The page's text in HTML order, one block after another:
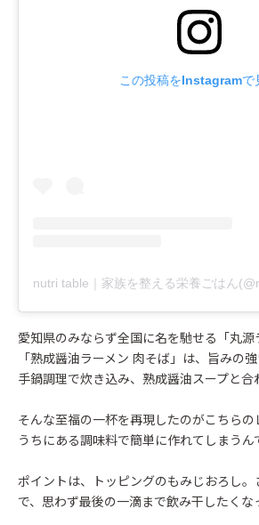
この投稿をInstagramで
愛知県のみならず全国に名を馳せる「丸源
「熟成醤油ラーメン 肉そば」は、旨みの
手鍋調理で炊き込み、熟成醤油スープと合
そんな至福の一杯を再現したのがこちら
うちにある調味料で簡単に作れてしまうん
ポイントは、トッピングのもみじおろし
で、思わず最後の一滴まで飲み干したくな